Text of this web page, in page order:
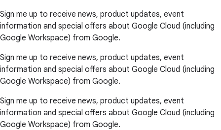
Sign me up to receive news, product updates, event
information and special offers about Google Cloud (including
Google Workspace) from Google.
Sign me up to receive news, product updates, event
information and special offers about Google Cloud (including
Google Workspace) from Google.
Sign me up to receive news, product updates, event
information and special offers about Google Cloud (including
Google Workspace) from Google.